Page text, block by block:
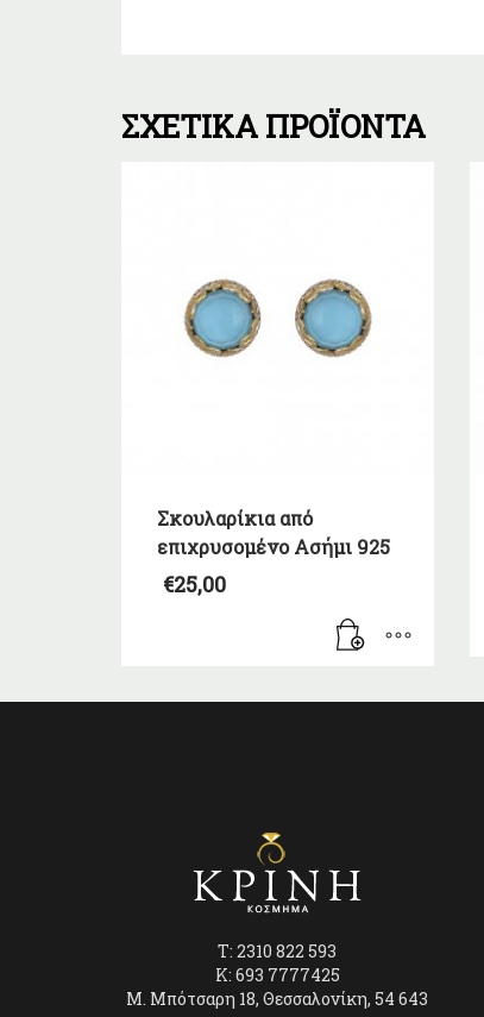
ΣΧΕΤΙΚΆ ΠΡΟΪΌΝΤΑ
Σκουλαρίκια από
επιχρυσομένο Ασήμι 925
€25,00
T: 2310 822 593
K: 693 7777425
Μ. Μπότσαρη 18, Θεσσαλονίκη, 54 643